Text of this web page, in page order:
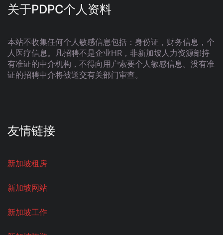
关于PDPC个人资料
本站不收集任何个人敏感信息包括：身份证，财务信息，个
人医疗信息。凡招聘不是企业HR，非新加坡人力资源部持
有准证的中介机构，不得向用户索要个人敏感信息。没有准
证的招聘中介将被送交有关部门审查。
友情链接
新加坡租房
新加坡网站
新加坡工作